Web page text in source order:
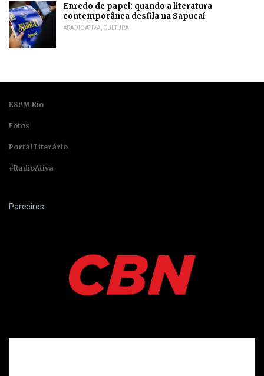
Enredo de papel: quando a literatura
contemporânea desfila na Sapucaí
#RADIOATIVA CULTURA
ESPM Rio
Fotos
Portal Literário
#RadioAtiva
Parceiros